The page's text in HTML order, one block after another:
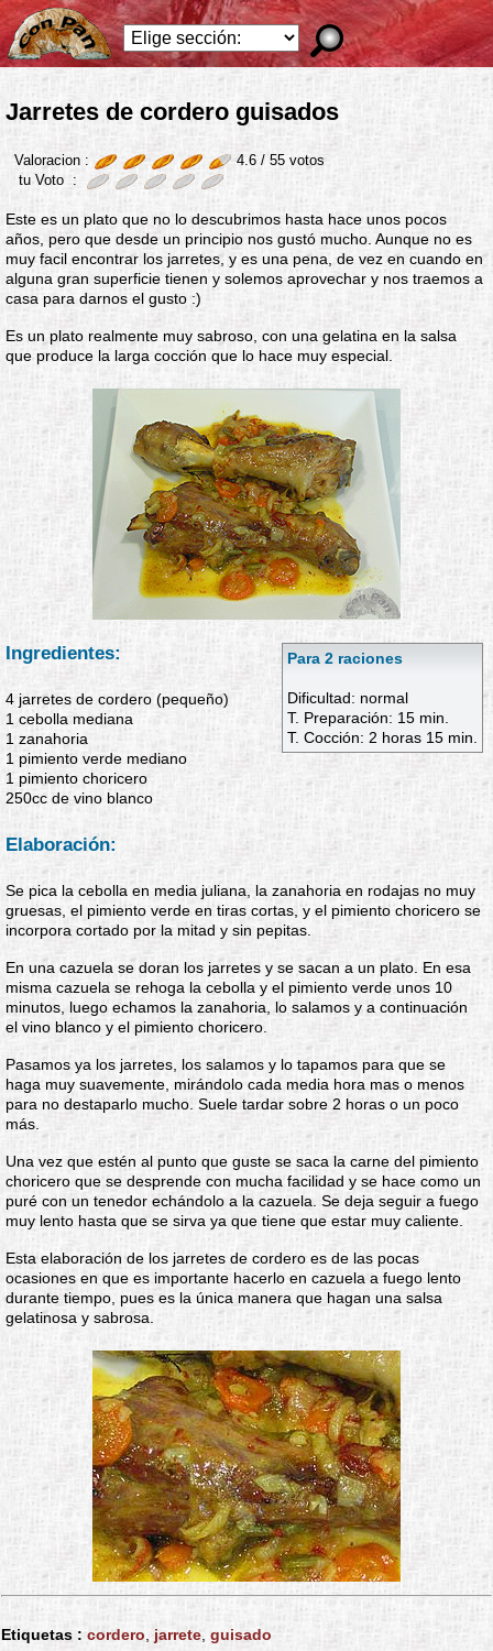
Jarretes de cordero guisados
Valoracion : 4.6 /55 votos
tu Voto :
Este es un plato que no lo descubrimos hasta hace unos pocos
años, pero que desde un principio nos gustó mucho. Aunque no es
muy facil encontrar los jarretes, y es una pena, de vez en cuando en
alguna gran superficie tienen y solemos aprovechar y nos traemos a
casa para darnos el gusto :)
Es un plato realmente muy sabroso, con una gelatina en la salsa
que produce la larga cocción que lo hace muy especial.
Para 2 raciones
Dificultad: normal
T. Preparación: 15 min.
T. Cocción: 2 horas 15 min.
Ingredientes:
4 jarretes de cordero (pequeño)
1 cebolla mediana
1 zanahoria
1 pimiento verde mediano
1 pimiento choricero
250cc de vino blanco
Elaboración:
Se pica la cebolla en media juliana, la zanahoria en rodajas no muy
gruesas, el pimiento verde en tiras cortas, y el pimiento choricero se
incorpora cortado por la mitad y sin pepitas.
En una cazuela se doran los jarretes y se sacan a un plato. En esa
misma cazuela se rehoga la cebolla y el pimiento verde unos 10
minutos, luego echamos la zanahoria, lo salamos y a continuación
el vino blanco y el pimiento choricero.
Pasamos ya los jarretes, los salamos y lo tapamos para que se
haga muy suavemente, mirándolo cada media hora mas o menos
para no destaparlo mucho. Suele tardar sobre 2 horas o un poco
más.
Una vez que estén al punto que guste se saca la carne del pimiento
choricero que se desprende con mucha facilidad y se hace como un
puré con un tenedor echándolo a la cazuela. Se deja seguir a fuego
muy lento hasta que se sirva ya que tiene que estar muy caliente.
Esta elaboración de los jarretes de cordero es de las pocas
ocasiones en que es importante hacerlo en cazuela a fuego lento
durante tiempo, pues es la única manera que hagan una salsa
gelatinosa y sabrosa.
Etiquetas : cordero, jarrete, guisado